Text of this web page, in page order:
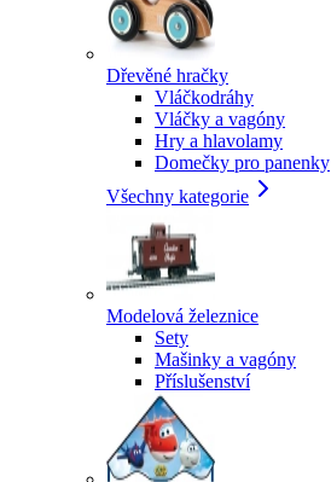
Dřevěné hračky
Vláčkodráhy
Vláčky a vagóny
Hry a hlavolamy
Domečky pro panenky
Všechny kategorie
Modelová železnice
Sety
Mašinky a vagóny
Příslušenství